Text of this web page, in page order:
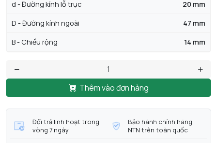
d - Đường kính lỗ trục 20 mm
D - Đường kính ngoài 47 mm
B - Chiều rộng 14 mm
Thêm vào đơn hàng
Đổi trả linh hoạt trong
vòng 7 ngày
Bảo hành chính hãng
NTN trên toàn quốc